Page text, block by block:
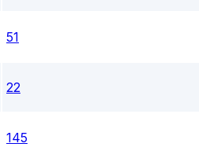
51
22
145